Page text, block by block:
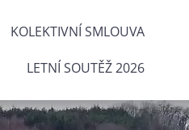
KOLEKTIVNÍ SMLOUVA
LETNÍ SOUTĚŽ 2026